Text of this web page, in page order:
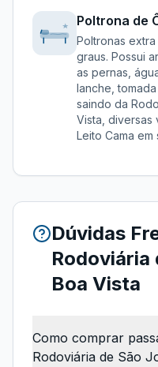
Poltrona de
Poltronas
graus. Possui
as pernas,
lanche,
saindo da
Vista ,
Leito Cama em
Dúvidas
Rodoviária
Boa Vista
Como comprar
Rodoviária de São